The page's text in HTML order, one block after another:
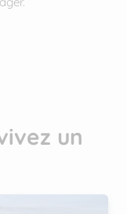
un